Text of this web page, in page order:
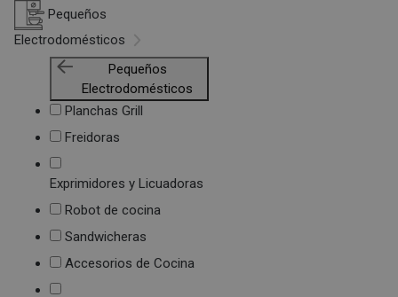
Pequeños
Electrodomésticos
Pequeños
Electrodomésticos
Planchas Grill
Freidoras
Exprimidores y Licuadoras
Robot de cocina
Sandwicheras
Accesorios de Cocina